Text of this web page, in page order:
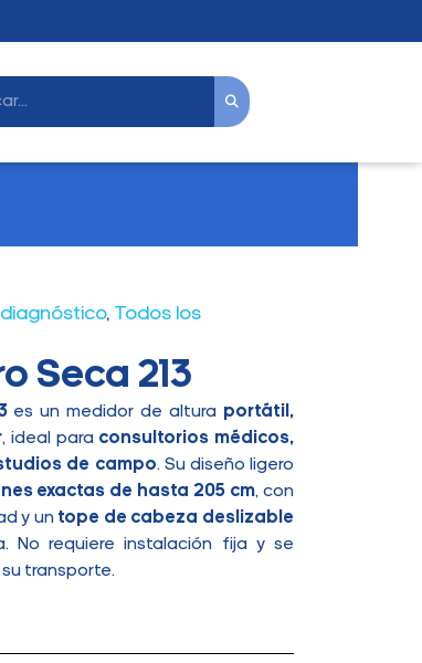
, Todos los
Seca 213
es un medidor de altura portátil,
, ideal para consultorios médicos,
de campo. Su diseño ligero
exactas de hasta 205 cm, con
y un tope de cabeza deslizable
No requiere instalación fija y se
transporte.